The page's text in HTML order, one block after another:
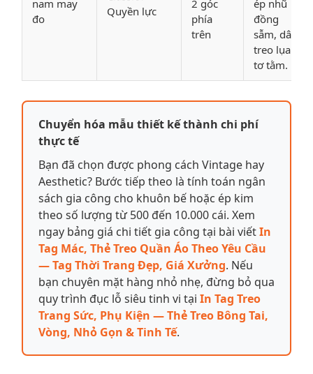
nam may
đo
Quyền lực
2 góc
phía
trên
ép nhũ
đồng
sẫm, dây
treo lụa
tơ tằm.
Chuyển hóa mẫu thiết kế thành chi phí
thực tế
Bạn đã chọn được phong cách Vintage hay
Aesthetic? Bước tiếp theo là tính toán ngân
sách gia công cho khuôn bế hoặc ép kim
theo số lượng từ 500 đến 10.000 cái. Xem
ngay bảng giá chi tiết gia công tại bài viếtIn
Tag Mác, Thẻ Treo Quần Áo Theo Yêu Cầu
— Tag Thời Trang Đẹp, Giá Xưởng. Nếu
bạn chuyên mặt hàng nhỏ nhẹ, đừng bỏ qua
quy trình đục lỗ siêu tinh vi tại In Tag Treo
Trang Sức, Phụ Kiện — Thẻ Treo Bông Tai,
Vòng, Nhỏ Gọn & Tinh Tế.